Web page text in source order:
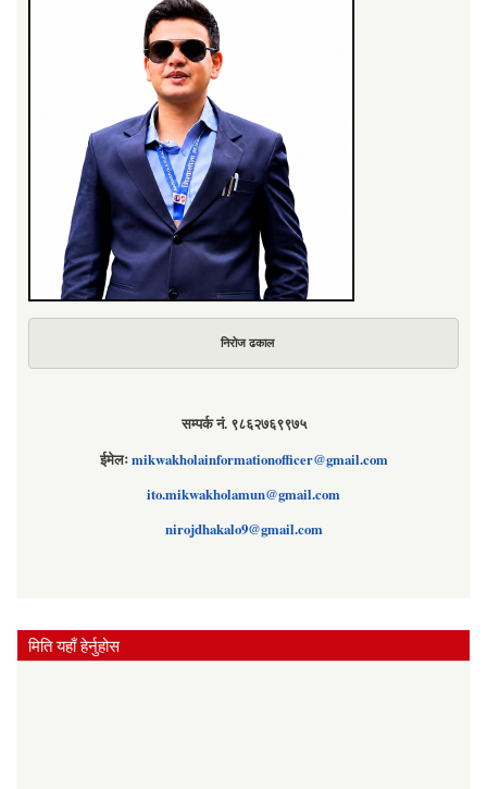
निरोज ढकाल
सम्पर्क नं. ९८६२७६९९७५
ईमेलःmikwakholainformationofficer@gmail.com
ito.mikwakholamun@gmail.com
nirojdhakalo9@gmail.com
मिति यहाँ हेर्नुहोस